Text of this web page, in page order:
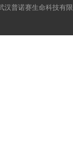
汉普诺赛生命科技有